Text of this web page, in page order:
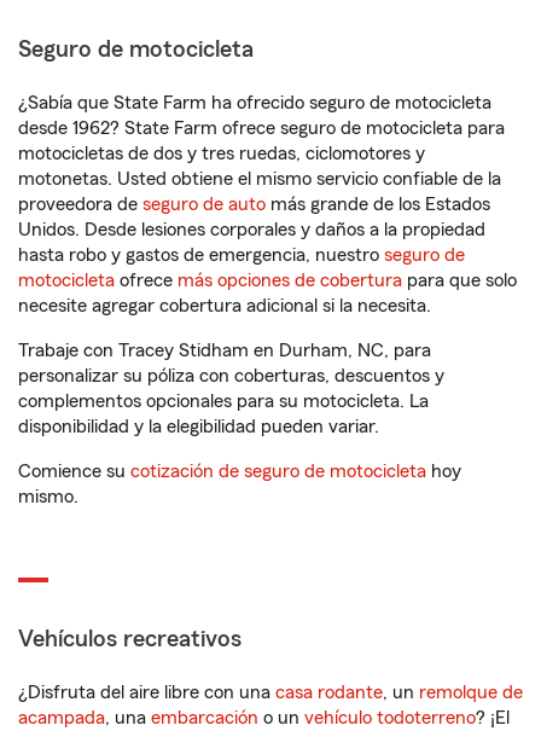
Seguro de motocicleta
¿Sabía que State Farm ha ofrecido seguro de motocicleta
desde 1962? State Farm ofrece seguro de motocicleta para
motocicletas de dos y tres ruedas, ciclomotores y
motonetas. Usted obtiene el mismo servicio confiable de la
proveedora de seguro de auto más grande de los Estados
Unidos. Desde lesiones corporales y daños a la propiedad
hasta robo y gastos de emergencia, nuestro seguro de
motocicleta ofrece más opciones de cobertura para que solo
necesite agregar cobertura adicional si la necesita.
Trabaje con Tracey Stidham en Durham, NC, para
personalizar su póliza con coberturas, descuentos y
complementos opcionales para su motocicleta. La
disponibilidad y la elegibilidad pueden variar.
Comience su cotización de seguro de motocicleta hoy
mismo.
Vehículos recreativos
¿Disfruta del aire libre con una casa rodante, un remolque de
acampada, una embarcación o un vehículo todoterreno? ¡El